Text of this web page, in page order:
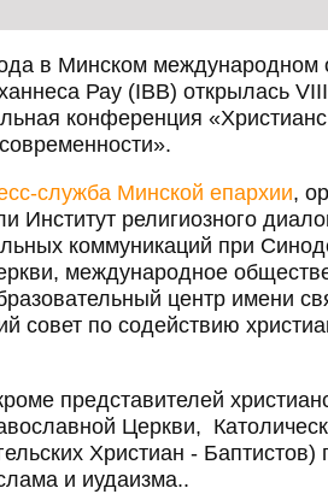
в Минском международном
Рау (IBB) открылась
конференция
служба Минской епархии,
Институт религиозного
коммуникаций при
международное
центр имени
совет по содействию
представителей
Церкви,
Христиан - Баптистов)
и иудаизма..